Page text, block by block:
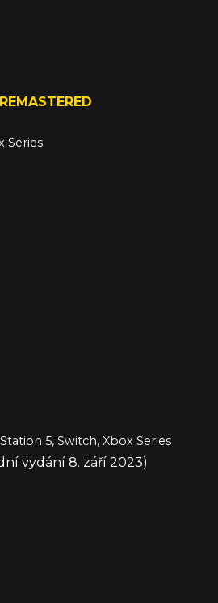
Series
5, Switch, Xbox Series
vydání 8. září 2023)